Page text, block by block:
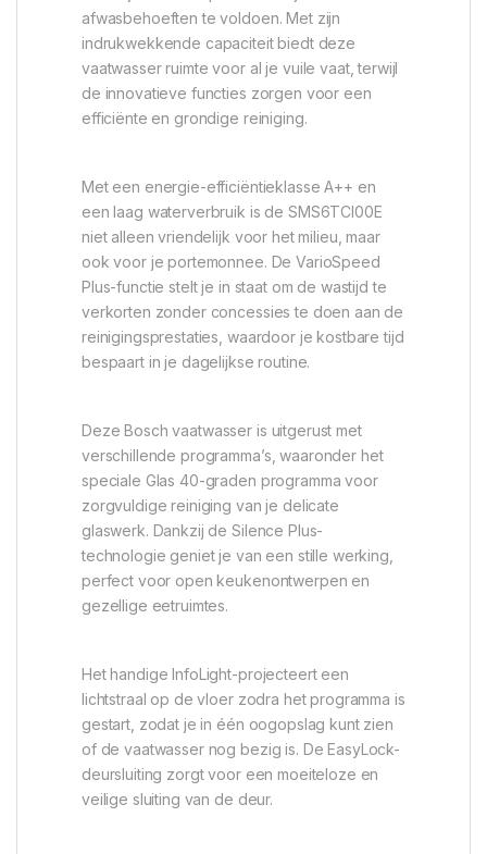
afwasbehoeften te voldoen. Met zijn
indrukwekkende capaciteit biedt deze
vaatwasser ruimte voor al je vuile vaat, terwijl
de innovatieve functies zorgen voor een
efficiënte en grondige reiniging.
Met een energie-efficiëntieklasse A++ en
een laag waterverbruik is de SMS6TCI00E
niet alleen vriendelijk voor het milieu, maar
ook voor je portemonnee. De VarioSpeed
Plus-functie stelt je in staat om de wastijd te
verkorten zonder concessies te doen aan de
reinigingsprestaties, waardoor je kostbare tijd
bespaart in je dagelijkse routine.
Deze Bosch vaatwasser is uitgerust met
verschillende programma’s, waaronder het
speciale Glas 40-graden programma voor
zorgvuldige reiniging van je delicate
glaswerk. Dankzij de Silence Plus-
technologie geniet je van een stille werking,
perfect voor open keukenontwerpen en
gezellige eetruimtes.
Het handige InfoLight-projecteert een
lichtstraal op de vloer zodra het programma is
gestart, zodat je in één oogopslag kunt zien
of de vaatwasser nog bezig is. De EasyLock-
deursluiting zorgt voor een moeiteloze en
veilige sluiting van de deur.